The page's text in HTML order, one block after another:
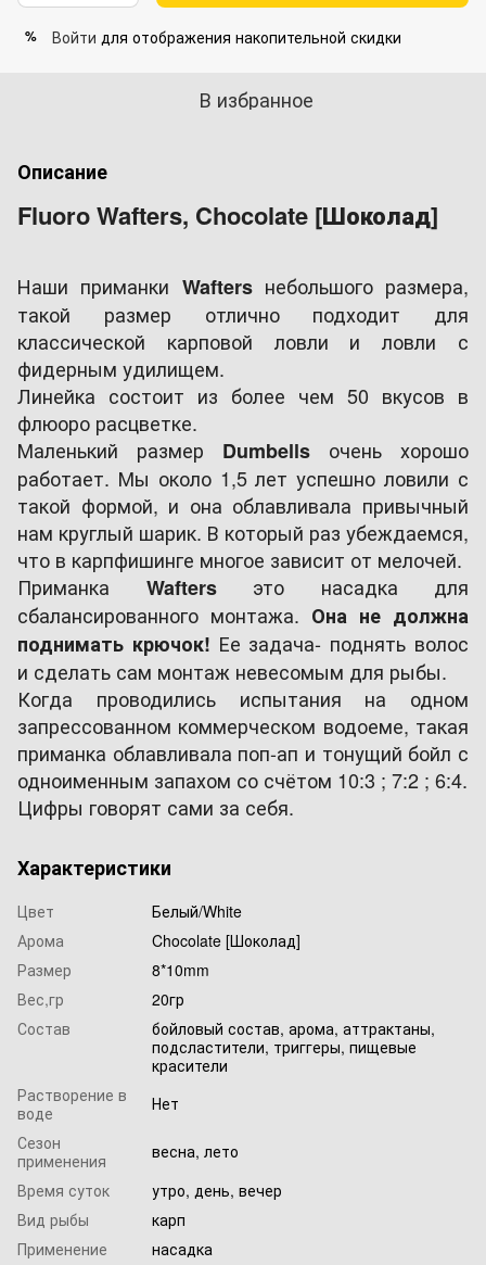
% Войти для отображения накопительной скидки
В избранное
Описание
Fluoro Wafters, Chocolate [Шоколад]
Наши приманки Waftersнебольшого размера,
такой размер отлично подходит для
классической карповой ловли и ловли с
фидерным удилищем.
Линейка состоит из более чем 50 вкусов в
флюоро расцветке.
Маленький размер Dumbells очень хорошо
работает. Мы около 1,5 лет успешно ловили с
такой формой, и она облавливала привычный
нам круглый шарик. В который раз убеждаемся,
что в карпфишинге многое зависит от мелочей.
Приманка Waftersэто насадка для
сбалансированного монтажа. Она не должна
поднимать крючок! Ее задача- поднять волос
и сделать сам монтаж невесомым для рыбы.
Когда проводились испытания на одном
запрессованном коммерческом водоеме, такая
приманка облавливала поп-ап и тонущий бойл с
одноименным запахом со счётом 10:3 ; 7:2 ; 6:4.
Цифры говорят сами за себя.
Характеристики
Цвет
Белый/White
Арома
Chocolate [Шоколад]
Размер
8*10mm
Вес,гр
20гр
Состав
бойловый состав, арома, аттрактаны,
подсластители, триггеры, пищевые
красители
Растворение в
воде
Нет
Сезон
применения
весна, лето
Время суток
утро, день, вечер
Вид рыбы
карп
Применение
насадка